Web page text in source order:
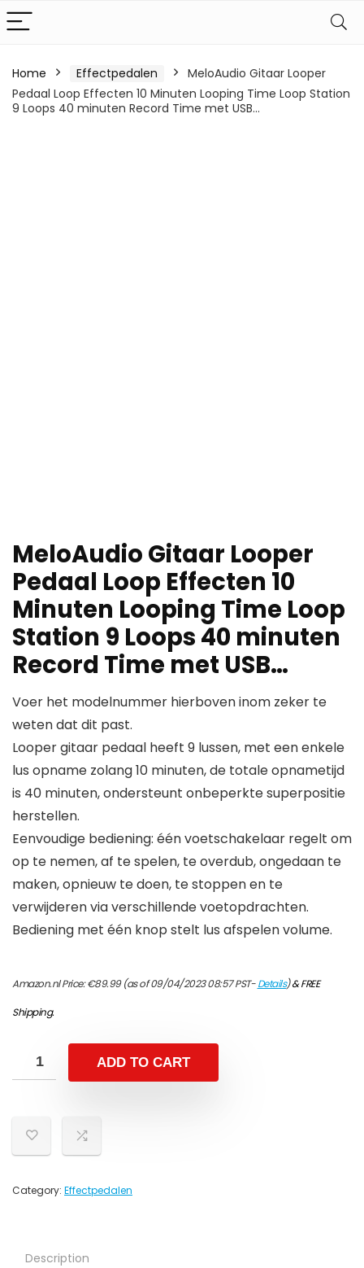
Home Effectpedalen
MeloAudio Gitaar Looper
Pedaal Loop Effecten 10 Minuten Looping Time Loop Station
9 Loops 40 minuten Record Time met USB…
MeloAudio Gitaar Looper
Pedaal Loop Effecten 10
Minuten Looping Time Loop
Station 9 Loops 40 minuten
Record Time met USB…
Voer het modelnummer hierboven inom zeker te
weten dat dit past.
Looper gitaar pedaal heeft 9 lussen, met een enkele
lus opname zolang 10 minuten, de totale opnametijd
is 40 minuten, ondersteunt onbeperkte superpositie
herstellen.
Eenvoudige bediening: één voetschakelaar regelt om
op te nemen, af te spelen, te overdub, ongedaan te
maken, opnieuw te doen, te stoppen en te
verwijderen via verschillende voetopdrachten.
Bediening met één knop stelt lus afspelen volume.
Amazon.nl Price:€89.99(as of 09/04/2023 08:57 PST-Details)&FREE
Shipping.
ADD TO CART
Category: Effectpedalen
Description